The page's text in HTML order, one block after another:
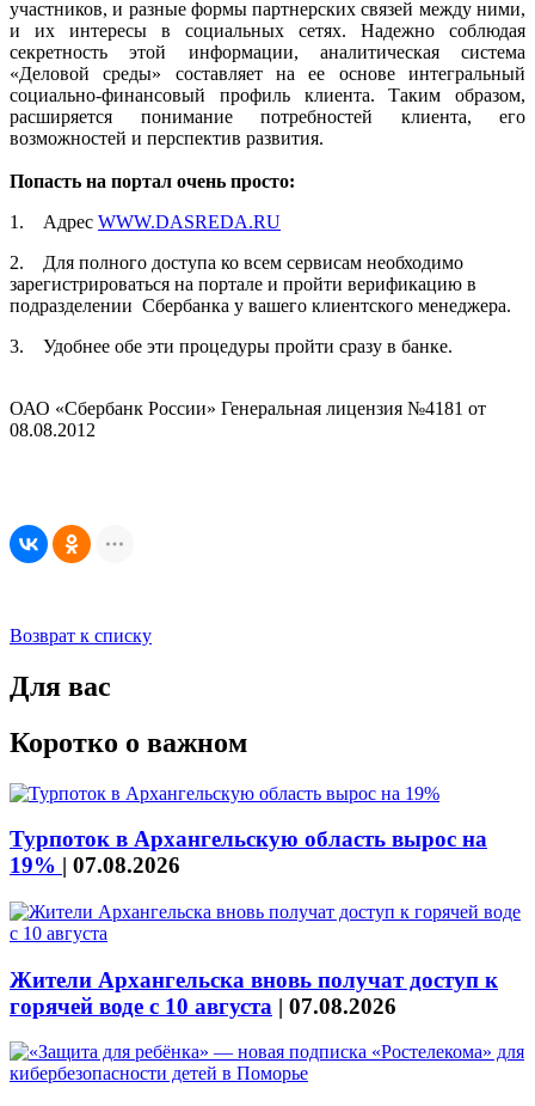
участников, и разные формы партнерских связей между ними,
и их интересы в социальных сетях. Надежно соблюдая
секретность этой информации, аналитическая система
«Деловой среды» составляет на ее основе интегральный
социально-финансовый профиль клиента. Таким образом,
расширяется понимание потребностей клиента, его
возможностей и перспектив развития.
Попасть на портал очень просто:
1. Адрес WWW.DASREDA.RU
2. Для полного доступа ко всем сервисам необходимо
зарегистрироваться на портале и пройти верификацию в
подразделении Сбербанка у вашего клиентского менеджера.
3. Удобнее обе эти процедуры пройти сразу в банке.
ОАО «Сбербанк России» Генеральная лицензия №4181 от
08.08.2012
Возврат к списку
Для вас
Коротко о важном
Турпоток в Архангельскую область вырос на
19% | 07.08.2026
Жители Архангельска вновь получат доступ к
горячей воде с 10 августа | 07.08.2026